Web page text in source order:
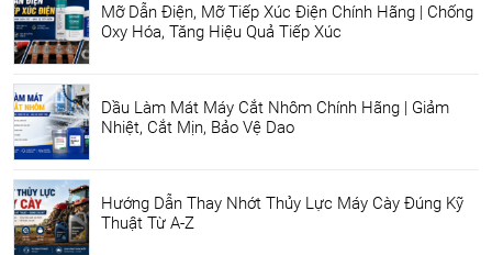
Mỡ Dẫn Điện, Mỡ Tiếp Xúc Điện Chính Hãng | Chống
Oxy Hóa, Tăng Hiệu Quả Tiếp Xúc
Dầu Làm Mát Máy Cắt Nhôm Chính Hãng | Giảm
Nhiệt, Cắt Mịn, Bảo Vệ Dao
Hướng Dẫn Thay Nhớt Thủy Lực Máy Cày Đúng Kỹ
Thuật Từ A-Z